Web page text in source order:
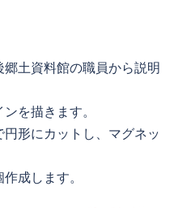
土資料館の職員から説明
を描きます。
形にカットし、マグネッ
成します。